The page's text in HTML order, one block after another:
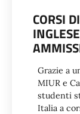
CORSI
Grazie a
MIUR e
studenti
Italia a